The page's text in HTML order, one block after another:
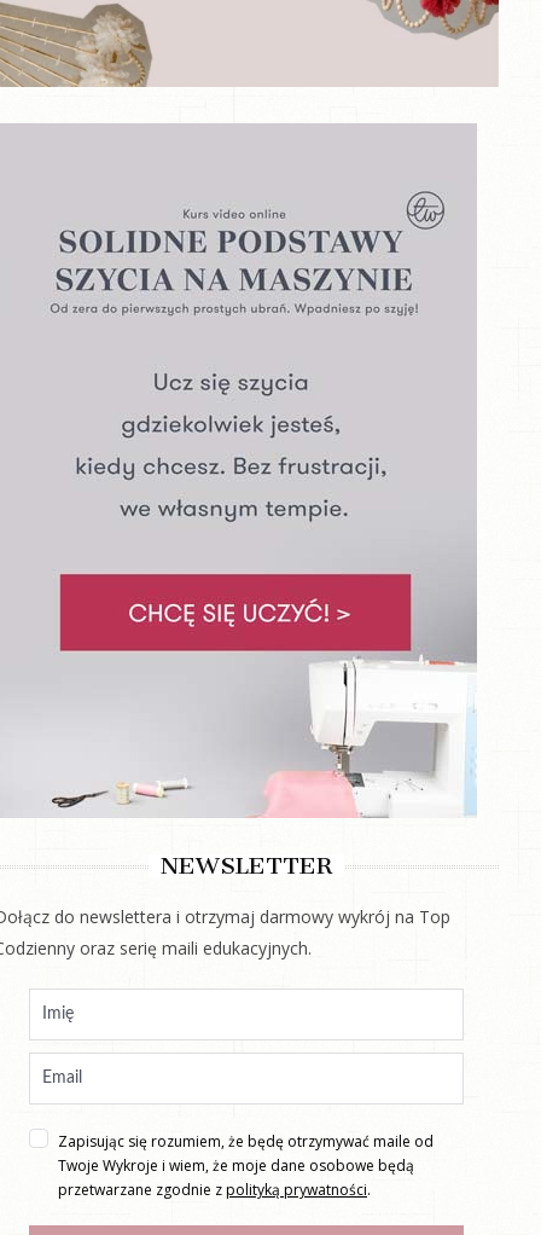
NEWSLETTER
do newslettera i otrzymaj darmowy wykrój na Top
oraz serię maili edukacyjnych.
Zapisując się rozumiem, że będę otrzymywać maile od
Twoje Wykroje i wiem, że moje dane osobowe będą
przetwarzane zgodnie zpolityką prywatności.